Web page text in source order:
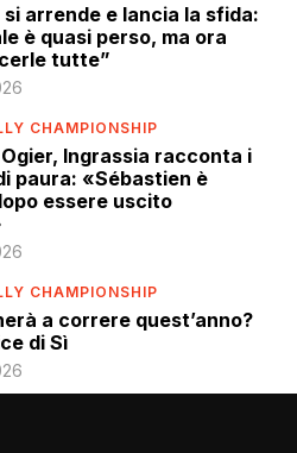
si arrende e lancia la sfida:
è quasi perso, ma ora
tutte”
CHAMPIONSHIP
Ingrassia racconta i
paura: «Sébastien è
essere uscito
CHAMPIONSHIP
a correre quest’anno?
di Sì